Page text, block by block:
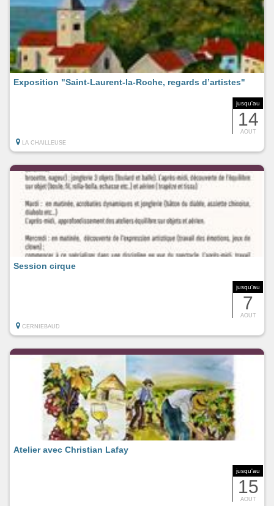
jusqu'au
14
AOUT
Exposition "Saint-Laurent-la-Roche, regards d’artistes"
LA CHAILLEUSE
jusqu'au
7
AOUT
Session cirque
CERNIEBAUD
jusqu'au
15
AOUT
Atelier avec Christian Lafay